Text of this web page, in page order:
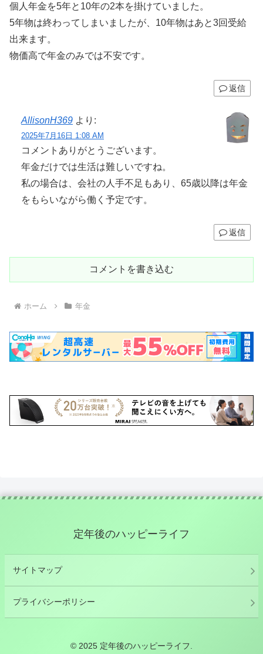
個人年金を5年と10年の2本を掛けていました。
5年物は終わってしまいましたが、10年物はあと3回受給
出来ます。
物価高で年金のみでは不安です。
返信
AllisonH369 より:
2025年7月16日 1:08 AM
コメントありがとうございます。
年金だけでは生活は難しいですね。
私の場合は、会社の人手不足もあり、65歳以降は年金
をもらいながら働く予定です。
返信
コメントを書き込む
ホーム 年金
定年後のハッピーライフ
サイトマップ
プライバシーポリシー
© 2025 定年後のハッピーライフ.